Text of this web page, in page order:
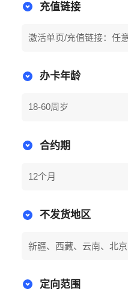
充值链接
激活单页/充值链接：任
办卡年龄
18-60周岁
合约期
12个月
不发货地区
新疆、西藏、云南、北
定向范围